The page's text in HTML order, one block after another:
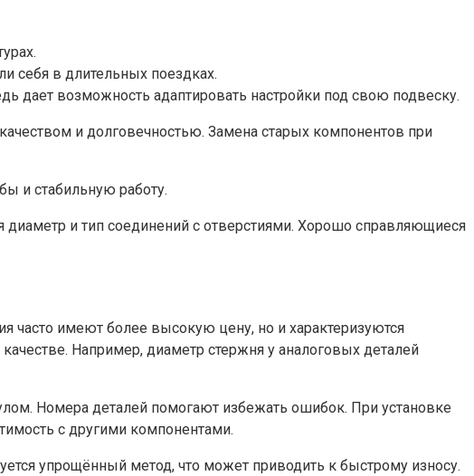
себя в длительных поездках.
дает возможность адаптировать настройки под свою подвеску.
и долговечностью. Замена старых компонентов при
и стабильную работу.
и тип соединений с отверстиями. Хорошо справляющиеся
часто имеют более высокую цену, но и характеризуются
Например, диаметр стержня у аналоговых деталей
Номера деталей помогают избежать ошибок. При установке
с другими компонентами.
упрощённый метод, что может приводить к быстрому износу.